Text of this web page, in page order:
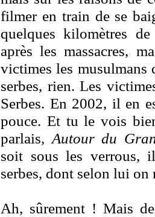
filmer en train de se
quelques kilomètres
après les massacres,
victimes les musulmans
serbes, rien. Les
Serbes. En 2002, il en
pouce. Et tu le vois
parlais, Autour du
soit sous les verrous,
serbes, dont selon lui on
Ah, sûrement ! Mais